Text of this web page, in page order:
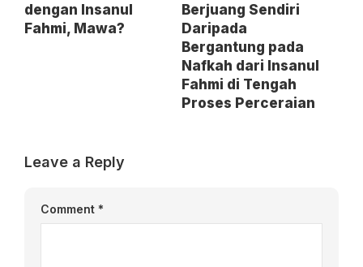
dengan Insanul
Fahmi, Mawa?
Berjuang Sendiri
Daripada
Bergantung pada
Nafkah dari Insanul
Fahmi di Tengah
Proses Perceraian
Leave a Reply
Comment *